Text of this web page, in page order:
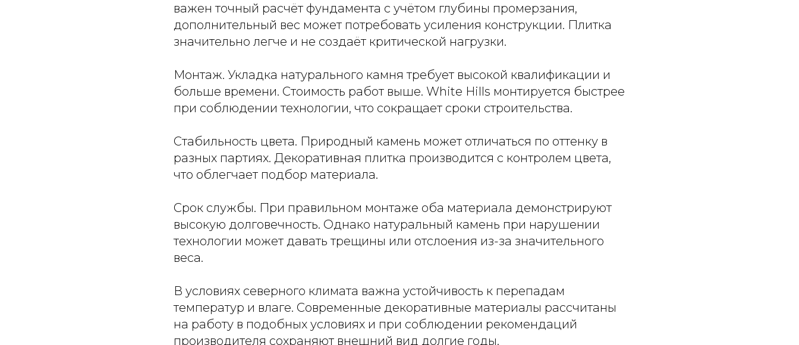
важен точный расчёт фундамента с учётом глубины промерзания,
дополнительный вес может потребовать усиления конструкции. Плитка
значительно легче и не создаёт критической нагрузки.
Монтаж. Укладка натурального камня требует высокой квалификации и
больше времени. Стоимость работ выше. White Hills монтируется быстрее
при соблюдении технологии, что сокращает сроки строительства.
Стабильность цвета. Природный камень может отличаться по оттенку в
разных партиях. Декоративная плитка производится с контролем цвета,
что облегчает подбор материала.
Срок службы. При правильном монтаже оба материала демонстрируют
высокую долговечность. Однако натуральный камень при нарушении
технологии может давать трещины или отслоения из-за значительного
веса.
В условиях северного климата важна устойчивость к перепадам
температур и влаге. Современные декоративные материалы рассчитаны
на работу в подобных условиях и при соблюдении рекомендаций
производителя сохраняют внешний вид долгие годы.